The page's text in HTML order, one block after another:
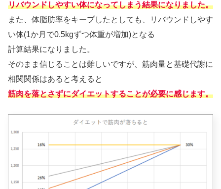
リバウンドしやすい体になってしまう結果になりました。
また、体脂肪率をキープしたとしても、リバウンドしやす
い体(1か月で0.5kgずつ体重が増加)となる
計算結果になりました。
そのまま信じることは難しいですが、筋肉量と基礎代謝に
相関関係はあると考えると
筋肉を落とさずにダイエットすることが必要に感じます。